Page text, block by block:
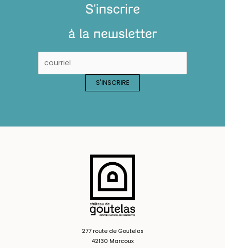
S'inscrire
à la newsletter
277 route de Goutelas
42130 Marcoux